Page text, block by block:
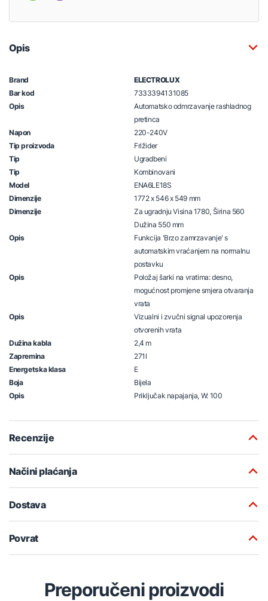
Opis
Brand
ELECTROLUX
Bar kod
7333394131085
Opis
Automatsko odmrzavanje rashladnog
pretinca
Napon
220-240V
Tip proizvoda
Frižider
Tip
Ugradbeni
Tip
Kombinovani
Model
ENA6LE18S
Dimenzije
1772 x 546 x 549 mm
Dimenzije
Za ugradnju Visina 1780, Širina 560
Dužina 550 mm
Opis
Funkcija 'Brzo zamrzavanje' s
automatskim vraćanjem na normalnu
postavku
Opis
Položaj šarki na vratima: desno,
mogućnost promjene smjera otvaranja
vrata
Opis
Vizualni i zvučni signal upozorenja
otvorenih vrata
Dužina kabla
2,4 m
Zapremina
271l
Energetska klasa
E
Boja
Bijela
Opis
Priključak napajanja, W: 100
Recenzije
Načini plaćanja
Dostava
Povrat
Preporučeni proizvodi